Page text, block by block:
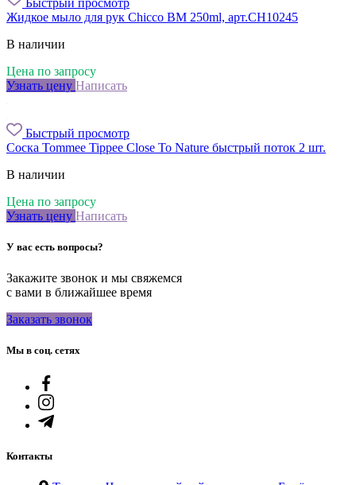
Жидкое мыло для рук Chicco BM 250ml, арт.CH10245
В наличии
Цена по запросу
Узнать цену Написать
Быстрый просмотр
Соска Tommee Tippee Close To Nature быстрый поток 2 шт.
В наличии
Цена по запросу
Узнать цену Написать
У вас есть вопросы?
Закажите звонок и мы свяжемся
с вами в ближайшее время
Заказать звонок
Мы в соц. сетях
Контакты